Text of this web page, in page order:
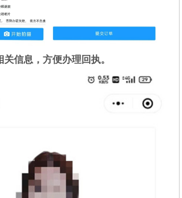
信息，方便办理回执。